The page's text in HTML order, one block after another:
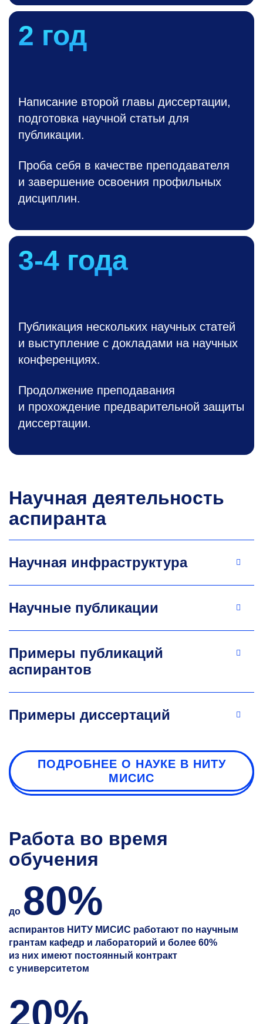
2 год
Написание второй главы диссертации,
подготовка научной статьи для
публикации.
Проба себя в качестве преподавателя
и завершение освоения профильных
дисциплин.
3-4 года
Публикация нескольких научных статей
и выступление с докладами на научных
конференциях.
Продолжение преподавания
и прохождение предварительной защиты
диссертации.
Научная деятельность
аспиранта
Научная инфраструктура
Научные публикации
Примеры публикаций
аспирантов
Примеры диссертаций
ПОДРОБНЕЕ О НАУКЕ В НИТУ
МИСИС
Работа во время
обучения
до 80%
аспирантов НИТУ МИСИС работают по научным
грантам кафедр и лабораторий и более 60%
из них имеют постоянный контракт
с университетом
20%